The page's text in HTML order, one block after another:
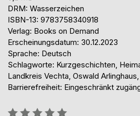
DRM: Wasserzeichen
ISBN-13: 9783758340918
Verlag: Books on Demand
Erscheinungsdatum: 30.12.2023
Sprache: Deutsch
Schlagworte: Kurzgeschichten,
Landkreis Vechta, Oswald
Barrierefreiheit: Eingeschränkt
Bewertung::